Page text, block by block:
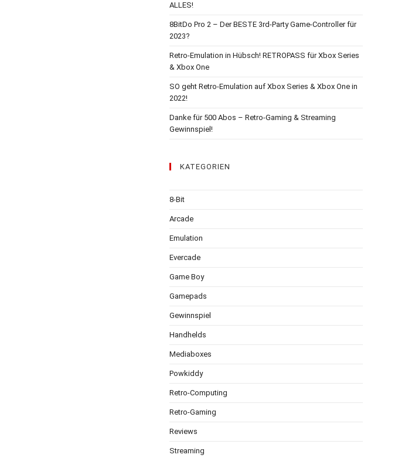
ALLES!
8BitDo Pro 2 – Der BESTE 3rd-Party Game-Controller für
2023?
Retro-Emulation in Hübsch! RETROPASS für Xbox Series
& Xbox One
SO geht Retro-Emulation auf Xbox Series & Xbox One in
2022!
Danke für 500 Abos – Retro-Gaming & Streaming
Gewinnspiel!
KATEGORIEN
8-Bit
Arcade
Emulation
Evercade
Game Boy
Gamepads
Gewinnspiel
Handhelds
Mediaboxes
Powkiddy
Retro-Computing
Retro-Gaming
Reviews
Streaming